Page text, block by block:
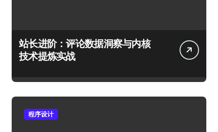
站长进阶：评论数据洞察与内核
技术提炼实战
程序设计